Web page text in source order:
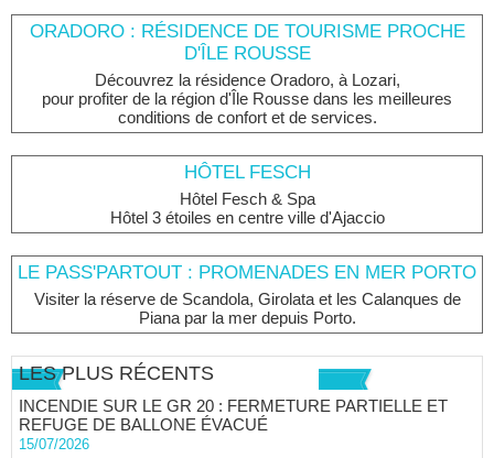
ORADORO : RÉSIDENCE DE TOURISME PROCHE
D'ÎLE ROUSSE
Découvrez la résidence Oradoro, à Lozari,
pour profiter de la région d'Île Rousse dans les meilleures
conditions de confort et de services.
HÔTEL FESCH
Hôtel Fesch & Spa
Hôtel 3 étoiles en centre ville d'Ajaccio
LE PASS'PARTOUT : PROMENADES EN MER PORTO
Visiter la réserve de Scandola, Girolata et les Calanques de
Piana par la mer depuis Porto.
LES PLUS RÉCENTS
INCENDIE SUR LE GR 20 : FERMETURE PARTIELLE ET
REFUGE DE BALLONE ÉVACUÉ
15/07/2026